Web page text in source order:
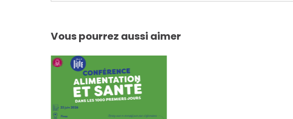
Vous pourrez aussi aimer